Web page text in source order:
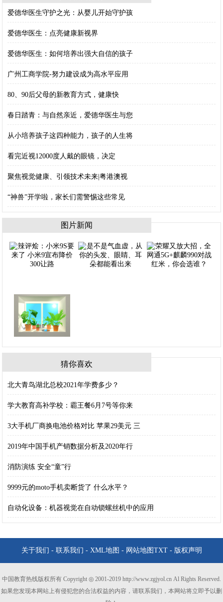
爱德华医生守护之光：从婴儿开始守护孩
爱德华医生：点亮健康新视界
爱德华医生：如何培养出强大自信的孩子
广州工商学院-努力建设成为高水平应用
80、90后父母的新教育方式，健康快
春日踏青：与自然亲近，爱德华医生与您
从小培养孩子这四种能力，孩子的人生将
看完近视12000度人戴的眼镜，决定
聚焦视觉健康、引领技术未来|粤港澳视
“神兽”开学啦，家长们需警惕这些常见
图片新闻
猜你喜欢
北大青鸟湖北总校2021年学费多少？
学大教育高补学校：霸王餐6月7号等你来
3大手机厂商换电池价格对比 苹果29美元 三
2019年中国手机产销数据分析及2020年行
消防演练 安全“童”行
9999元的moto手机卖断货了 什么水平？
自动化设备：机器视觉在自动锁螺丝机中的应用
关于我们 - 联系我们 - XML地图 - 网站地图 TXT- 版权声明
中国教育热线版权所有 Copyright ◎ 2001-2019 http://www.zgjyol.cn Al Rights Reserved.
如果您发现本网站上有侵犯您的合法权益的内容，请联系我们，本网站将立即予以删